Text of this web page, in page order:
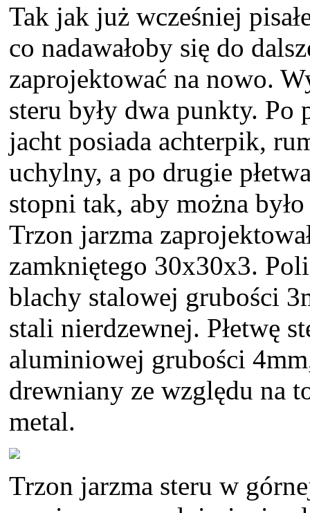
Tak jak już wcześniej
co nadawałoby się do
zaprojektować na nowo.
steru były dwa punkty. Po
jacht posiada achterpik,
uchylny, a po drugie
stopni tak, aby można
Trzon jarzma
zamkniętego 30x30x3.
blachy stalowej grubości
stali nierdzewnej. Płetwę
aluminiowej grubości
drewniany ze względu na
metal.
Trzon jarzma steru w